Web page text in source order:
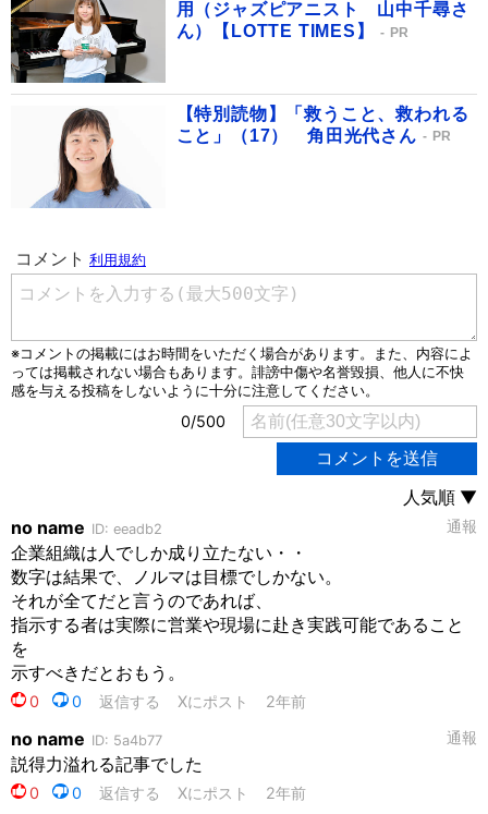
用（ジャズピアニスト 山中千尋さ
ん）【LOTTE TIMES】
PR
【特別読物】「救うこと、救われる
こと」（17） 角田光代さん
PR